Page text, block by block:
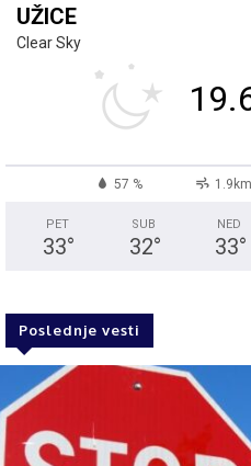
UŽICE
Clear Sky
57 %
PET
33°
SUB
32°
NED
33°
Poslednje vesti